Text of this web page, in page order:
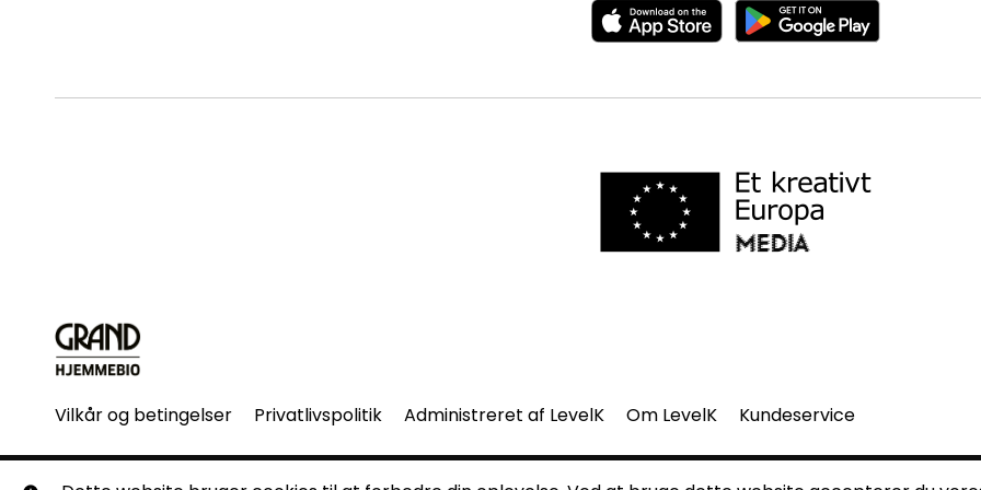
Vilkår og betingelser Privatlivspolitik Administreret af LevelK Om LevelK Kundeservice